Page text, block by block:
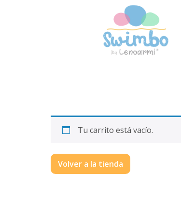
Tu carrito está vacío.
Volver a la tienda